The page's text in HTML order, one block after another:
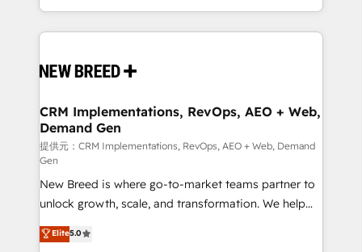
Breeze・Claude等をHubSpotと連携させ、役割定義・
革を、構想から実装・定着までPMOとして主導。「設
の統合・浸透・変革管理を実行します。 ▸ CMS戦略設
計・構築：リード獲得・CVR・SEOを前提にした情報設
計・導線設計・テンプレート設計をContent Hubで一体
提供。 ▸ 既存CRM・MAからの移行支援：Salesforce・
Marketo・Pardot等からの移行、カスタム設計、履歴
データ移行と活用設計まで。 ▸ AEO対応：ChatGPT・
ンツとサイト構造を最適化。 🏆 なぜ100incを選ぶの
Software) and Point Success Media (Paid Media),
making this the official home for all three brands. 🔄
and system integrations powered by Globalia’s
trainers to drive platform adoption. 📈 Revenue
Generation - Full-funnel marketing and high-
performance advertising via Point Success Media. -
Expert deployment of Breeze AI and custom agents
to automate growth. 🏆 Elite Excellence - 8 platform
accreditations and deep HIPAA-compliance
expertise. - A team of 250+ experts dedicated to
your resilient growth.
CRM Implementations, RevOps, AEO + Web,
Demand Gen
提供元：CRM Implementations, RevOps, AEO + Web, Demand
Gen
New Breed is where go-to-market teams partner to
unlock growth, scale, and transformation. We help
companies activate HubSpot’s AI-powered
customer platform and operationalize HubSpot’s
Elite5.0